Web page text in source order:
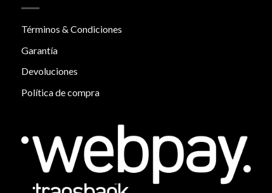
Términos & Condiciones
Garantía
Devoluciones
Política de compra